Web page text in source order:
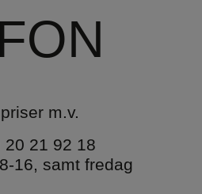
m.v.
20 21 92 18
16, samt fredag